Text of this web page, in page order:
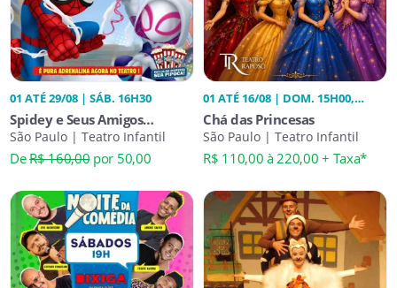
01 ATÉ 29/08 | SÁB. 16H30
Spidey e Seus Amigos
Espetaculares
São Paulo | Teatro Infantil
DeR$ 160,00por 50,00
01 ATÉ 16/08 | DOM. 15H00,
Chá das Princesas
São Paulo | Teatro Infantil
R$ 110,00 à 220,00 + Taxa*